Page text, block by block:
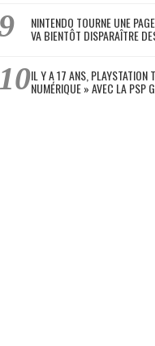
NINTENDO TOURNE UNE
VA BIENTÔT DISPARAÎTRE
IL Y A 17 ANS, PLAYSTATION
NUMÉRIQUE » AVEC LA PSP